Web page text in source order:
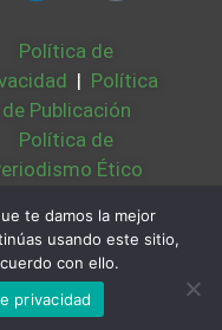
Política de
| Política
de Publicación
Política de
Ético
Legales |
| Sobre
Nosotros
te damos la mejor
usando este sitio,
con ello.
privacidad